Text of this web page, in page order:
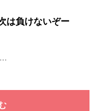
は負けないぞー